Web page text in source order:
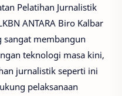
Pelatihan Jurnalistik
ANTARA Biro Kalbar
sangat membangun
teknologi masa kini,
jurnalistik seperti ini
pelaksanaan